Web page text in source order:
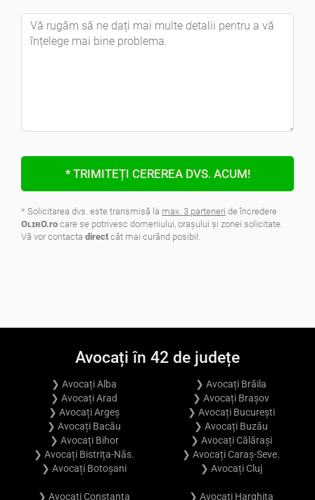
* TRIMITEȚI CEREREA DVS. ACUM!
* Solicitarea dvs. este transmisă la max. 3 parteneri de încredere
OʟɪʀO.ro care se potrivesc domeniului, oraşului şi zonei solicitate.
Vă vor contacta direct cât mai curând posibil.
Avocați în 42 de județe
❯ Avocați Alba
❯ Avocați Arad
❯ Avocați Argeș
❯ Avocați Bacău
❯ Avocați Bihor
❯ Avocați Bistrița-Năs.
❯ Avocați Botoșani
❯ Avocați Brăila
❯ Avocați Brașov
❯ Avocați București
❯ Avocați Buzău
❯ Avocați Călărași
❯ Avocați Caraș-Seve.
❯ Avocați Cluj
❯ Avocați Constanța
❯ Avocați Harghita